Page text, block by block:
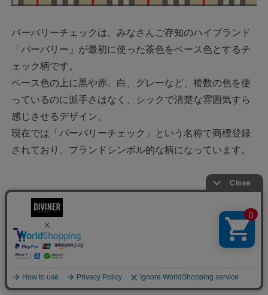
バーバリーチェックは、みなさんご存知のハイブランド
「バーバリー」が最初に使った茶色をベース色とするチ
ェック柄です。
ベース色の上に黒や赤、白、グレーなど、複数の色を使
っているのに派手さはなく、シックで清楚な雰囲気すら
感じさせるデザイン。
現在では「バーバリーチェック」という名称で商標登録
されており、ブランドシンボル的な柄になっています。
チェックシャツを使ったメンズコーデ10